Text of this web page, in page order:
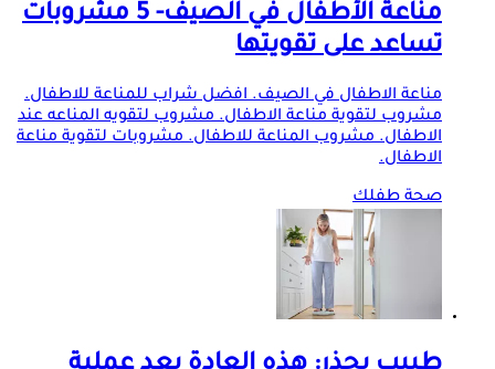
مناعة الأطفال في الصيف- 5 مشروبات
تساعد على تقويتها
مناعة الاطفال في الصيف. افضل شراب للمناعة للاطفال.
مشروب لتقوية مناعة الاطفال. مشروب لتقويه المناعه عند
الاطفال. مشروب المناعة للاطفال. مشروبات لتقوية مناعة
الاطفال.
صحة طفلك